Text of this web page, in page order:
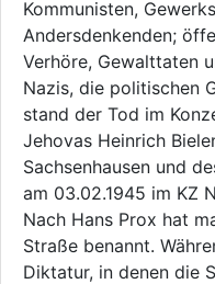
Kommunisten,
Andersdenkenden;
Verhöre, Gewalttaten
Nazis, die politischen
stand der Tod im
Jehovas Heinrich
Sachsenhausen und
am 03.02.1945 im KZ
Nach Hans Prox hat
Straße benannt.
Diktatur, in denen die